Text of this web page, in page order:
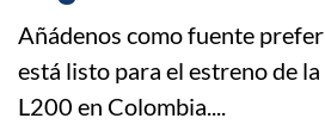
Añádenos como fuente
está listo para el estreno de
L200 en Colombia....